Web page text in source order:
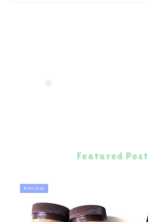
Featured Post
REVIEW